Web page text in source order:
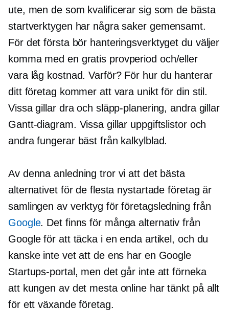
ute, men de som kvalificerar sig som de bästa
startverktygen har några saker gemensamt.
För det första bör hanteringsverktyget du väljer
komma med en gratis provperiod och/eller
vara låg kostnad. Varför? För hur du hanterar
ditt företag kommer att vara unikt för din stil.
Vissa gillar dra och släpp-planering, andra gillar
Gantt-diagram. Vissa gillar uppgiftslistor och
andra fungerar bäst från kalkylblad.
Av denna anledning tror vi att det bästa
alternativet för de flesta nystartade företag är
samlingen av verktyg för företagsledning från
Google. Det finns för många alternativ från
Google för att täcka i en enda artikel, och du
kanske inte vet att de ens har en Google
Startups-portal, men det går inte att förneka
att kungen av det mesta online har tänkt på allt
för ett växande företag.